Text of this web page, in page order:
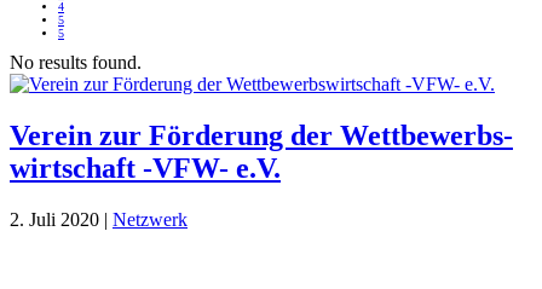
4
5
5
No results found.
Verein zur Förderung der Wett­bewerbs­
wirtschaft -VFW- e.V.
2. Juli 2020 | Netzwerk